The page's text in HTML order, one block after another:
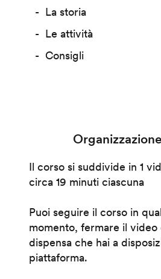
La storia
Le attività
Consigli
Il corso si suddivide in 1
circa 19 minuti ciascuna
Puoi seguire il corso in
momento, fermare il
dispensa che hai a
piattaforma.